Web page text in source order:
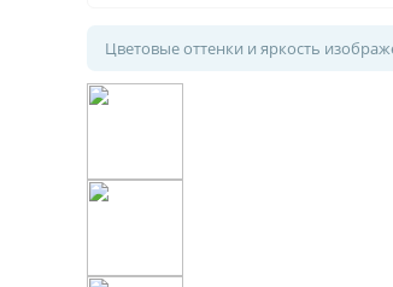
Цветовые оттенки и яркость